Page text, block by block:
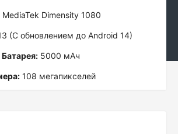
MediaTek Dimensity 1080
(С обновлением до Android 14)
Батарея: 5000 мАч
108 мегапикселей